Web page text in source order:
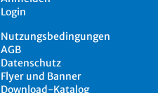
Login
Nutzungsbedingungen
AGB
Datenschutz
Flyer und Banner
Download-Katalog